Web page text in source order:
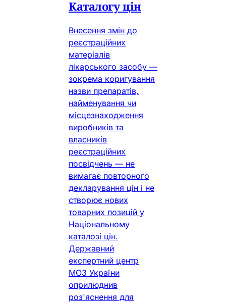
Каталогу цін
Внесення змін до
реєстраційних
матеріалів
лікарського засобу —
зокрема коригування
назви препаратів,
найменування чи
місцезнаходження
виробників та
власників
реєстраційних
посвідчень — не
вимагає повторного
декларування цін і не
створює нових
товарних позицій у
Національному
каталозі цін.
Державний
експертний центр
МОЗ України
оприлюднив
роз'яснення для